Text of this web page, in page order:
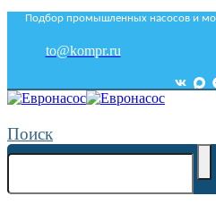
Подбор промышленных насосов и
to@kompr.ru
Поиск